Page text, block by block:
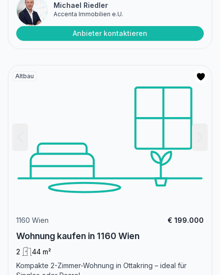
Michael Riedler
Accenta Immobilien e.U.
Anbieter kontaktieren
Altbau
1160 Wien € 199.000
Wohnung kaufen in 1160 Wien
2
44 m²
Kompakte 2-Zimmer-Wohnung in Ottakring – ideal für